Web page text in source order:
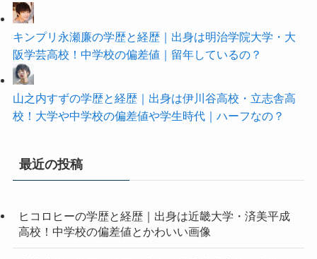
キンプリ永瀬廉の学歴と経歴｜出身は明治学院大学・大
阪学芸高校！中学校の偏差値｜留年しているの？
山之内すずの学歴と経歴｜出身は伊川谷高校・立志舎高
校！大学や中学校の偏差値や学生時代｜ハーフなの？
最近の投稿
ヒコロヒーの学歴と経歴｜出身は近畿大学・済美平成
高校！中学校の偏差値とかわいい画像